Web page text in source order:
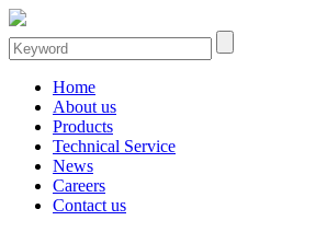
Home
About us
Products
Technical Service
News
Careers
Contact us